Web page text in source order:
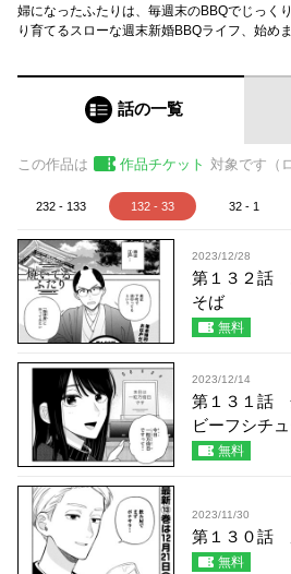
婦になったふたりは、毎週末のBBQでじっく
り育てるスローな週末新婚BBQライフ、始め
話の一覧
この作品は 作品チケット 対象です（
232 - 133 132 - 33 32 - 1
2023/12/28
第１３２話
そば
無料
2023/12/14
第１３１話
ビーフシチ
無料
2023/11/30
第１３０話
無料